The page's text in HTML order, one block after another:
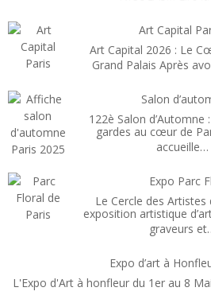
Art Capital
Art Capital 2026 : Le
Grand Palais Après
Salon
122è Salon
gardes au cœur de
accueille…
Expo Parc
Le Cercle des
exposition artistique
graveurs
Expo d’art à
L'Expo d'Art à honfleur du 1er au 8